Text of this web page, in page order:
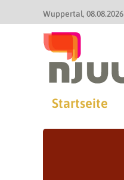
Wuppertal 08.08.2026
Startseite